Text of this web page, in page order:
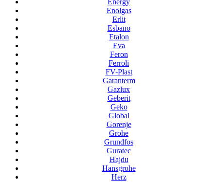
Energy
Enolgas
Erlit
Esbano
Etalon
Eva
Feron
Ferroli
FV-Plast
Garanterm
Gazlux
Geberit
Geko
Global
Gorenje
Grohe
Grundfos
Guratec
Hajdu
Hansgrohe
Herz